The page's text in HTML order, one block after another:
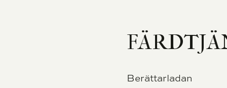
Berättarladan